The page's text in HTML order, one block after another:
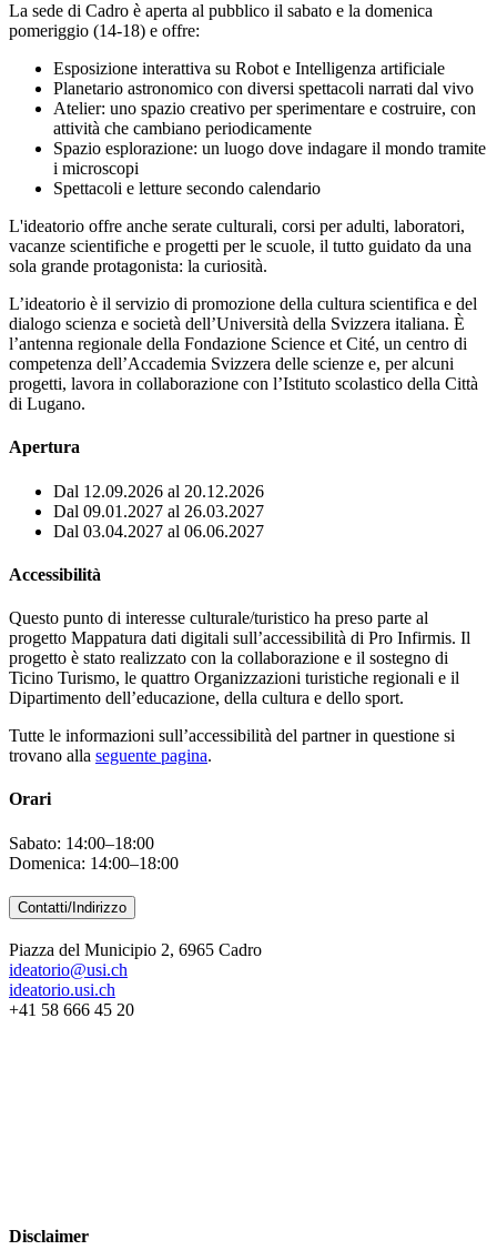
La sede di Cadro è aperta al pubblico il sabato e la domenica
pomeriggio (14-18) e offre:
Esposizione interattiva su Robot e Intelligenza artificiale
Planetario astronomico con diversi spettacoli narrati dal vivo
Atelier: uno spazio creativo per sperimentare e costruire, con
attività che cambiano periodicamente
Spazio esplorazione: un luogo dove indagare il mondo tramite
i microscopi
Spettacoli e letture secondo calendario
L'ideatorio offre anche serate culturali, corsi per adulti, laboratori,
vacanze scientifiche e progetti per le scuole, il tutto guidato da una
sola grande protagonista: la curiosità.
L’ideatorio è il servizio di promozione della cultura scientifica e del
dialogo scienza e società dell’Università della Svizzera italiana. È
l’antenna regionale della Fondazione Science et Cité, un centro di
competenza dell’Accademia Svizzera delle scienze e, per alcuni
progetti, lavora in collaborazione con l’Istituto scolastico della Città
di Lugano.
Apertura
Dal 12.09.2026 al 20.12.2026
Dal 09.01.2027 al 26.03.2027
Dal 03.04.2027 al 06.06.2027
Accessibilità
Questo punto di interesse culturale/turistico ha preso parte al
progetto Mappatura dati digitali sull’accessibilità di Pro Infirmis. Il
progetto è stato realizzato con la collaborazione e il sostegno di
Ticino Turismo, le quattro Organizzazioni turistiche regionali e il
Dipartimento dell’educazione, della cultura e dello sport.
Tutte le informazioni sull’accessibilità del partner in questione si
trovano alla seguente pagina.
Orari
Sabato: 14:00–18:00
Domenica: 14:00–18:00
Contatti/Indirizzo
Piazza del Municipio 2, 6965 Cadro
ideatorio@usi.ch
ideatorio.usi.ch
+41 58 666 45 20
Disclaimer